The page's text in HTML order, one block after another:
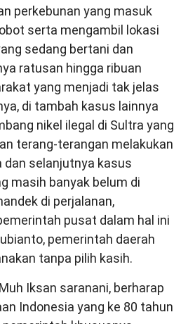
perkebunan yang masuk
serta mengambil lokasi
sedang bertani dan
ratusan hingga ribuan
yang menjadi tak jelas
di tambah kasus lainnya
nikel ilegal di Sultra yang
terang-terangan melakukan
selanjutnya kasus
masih banyak belum di
di perjalanan,
pusat dalam hal ini
pemerintah daerah
tanpa pilih kasih.
Iksan saranani, berharap
Indonesia yang ke 80 tahun